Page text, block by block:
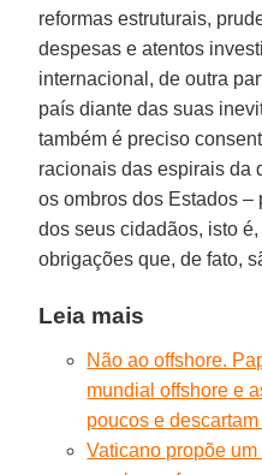
reformas estruturais,
despesas e atentos
internacional, de outra
país diante das suas
também é preciso
racionais das espirais da
os ombros dos Estados –
dos seus cidadãos, isto
obrigações que, de fato,
Leia mais
Não ao offshore.
mundial offshore e
poucos e
Vaticano propõe um